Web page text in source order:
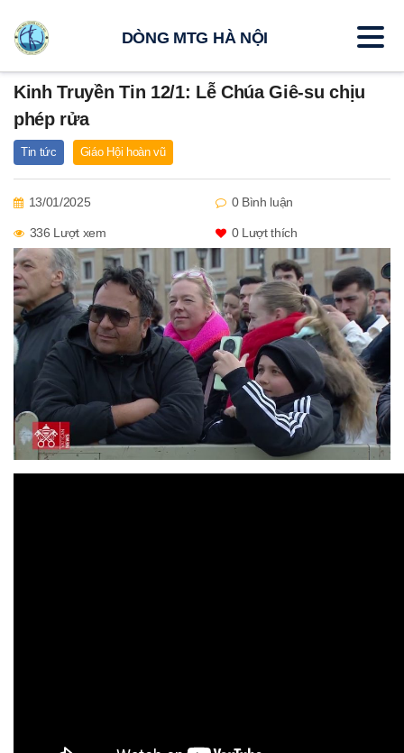
Kinh Truyền Tin 12/1: Lễ Chúa Giê-su chịu
phép rửa
Tin tức Giáo Hội hoàn vũ
13/01/2025 0 Bình luận
336 Lượt xem 0Lượt thích
DÒNG MTG HÀ NỘI